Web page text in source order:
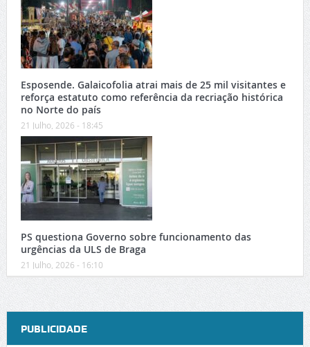
Esposende. Galaicofolia atrai mais de 25 mil visitantes e
reforça estatuto como referência da recriação histórica
no Norte do país
21 Julho, 2026 - 18:45
PS questiona Governo sobre funcionamento das
urgências da ULS de Braga
21 Julho, 2026 - 16:10
PUBLICIDADE